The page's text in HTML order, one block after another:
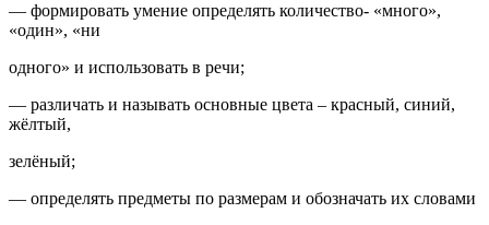
— формировать умение определять количество- «много»,
«один», «ни
одного» и использовать в речи;
— различать и называть основные цвета – красный, синий,
жёлтый,
зелёный;
— определять предметы по размерам и обозначать их словами